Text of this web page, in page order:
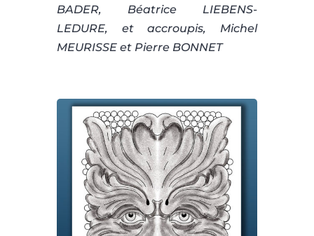
BADER, Béatrice LIEBENS-
LEDURE, et accroupis, Michel
MEURISSE et Pierre BONNET